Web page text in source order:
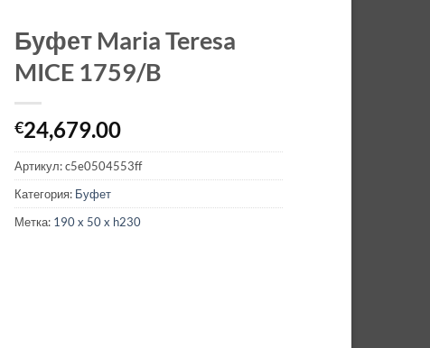
Буфет Maria Teresa
MICE 1759/B
€24,679.00
Артикул:c5e0504553ff
Категория: Буфет
Метка: 190 x 50 x h230